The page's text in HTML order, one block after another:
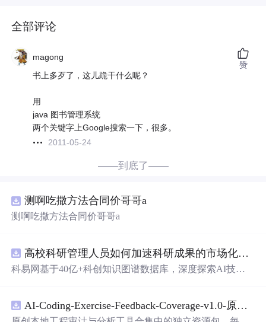
全部评论
magong
书上多歹了，这儿跪干什么呢？
用
java 图书管理系统
两个关键字上Google搜索一下，很多。
2011-05-24
赞
——到底了——
测啊吃撒方法合同价哥哥a
测啊吃撒方法合同价哥哥a
高校科研管理人员如何加速科研成果的市场化转化？.docx
科易网基于40亿+科创知识图谱数据库，深度探索AI技术
新领域的AI+数智化解决方案，推动科技创新与产业创新
智能化发展。
AI-Coding-Exercise-Feedback-Coverage-v1.0-原创源码与文档.zip